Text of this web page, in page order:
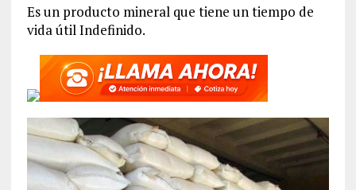
Es un producto mineral que tiene un tiempo de
vida útil Indefinido.